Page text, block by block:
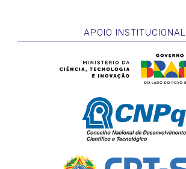
APOIO INSTITUCIONAL